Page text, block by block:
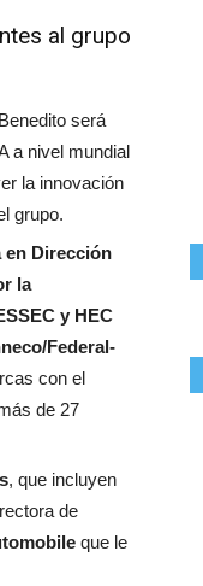
al grupo
será
a nivel mundial
la innovación
grupo.
en Dirección
la
y HEC
Federal-
con el
de 27
, que incluyen
de
que le